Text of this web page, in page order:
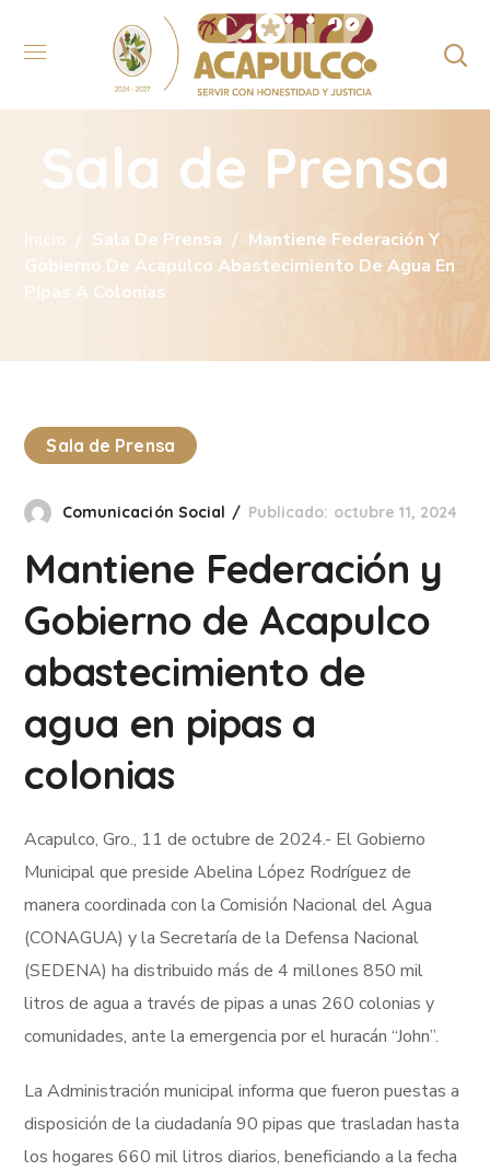
Sala de Prensa
Inicio Sala De Prensa
Mantiene Federación Y
Gobierno De Acapulco Abastecimiento De Agua En
Pipas A Colonias
Sala de Prensa
Comunicación Social Publicado: octubre 11, 2024
Mantiene Federación y
Gobierno de Acapulco
abastecimiento de
agua en pipas a
colonias
Acapulco, Gro., 11 de octubre de 2024.- El Gobierno
Municipal que preside Abelina López Rodríguez de
manera coordinada con la Comisión Nacional del Agua
(CONAGUA) y la Secretaría de la Defensa Nacional
(SEDENA) ha distribuido más de 4 millones 850 mil
litros de agua a través de pipas a unas 260 colonias y
comunidades, ante la emergencia por el huracán “John”.
La Administración municipal informa que fueron puestas a
disposición de la ciudadanía 90 pipas que trasladan hasta
los hogares 660 mil litros diarios, beneficiando a la fecha